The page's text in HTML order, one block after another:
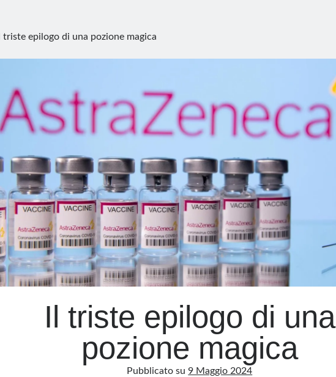
Il triste epilogo di una pozione magica
Il triste epilogo di una
pozione magica
Pubblicato su 9 Maggio 2024